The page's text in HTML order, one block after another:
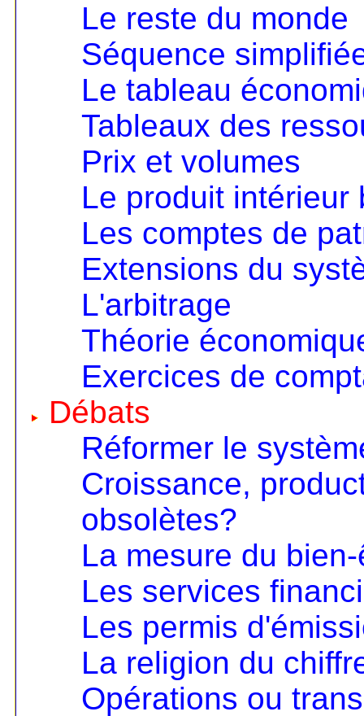
Le reste du monde
Séquence
Le tableau
Tableaux des
Prix et volumes
Le produit intérieur
Les comptes de
Extensions du
L'arbitrage
Théorie
Exercices de
Débats
Réformer le
Croissance,
obsolètes?
La mesure du
Les services
Les permis
La religion du
Opérations ou